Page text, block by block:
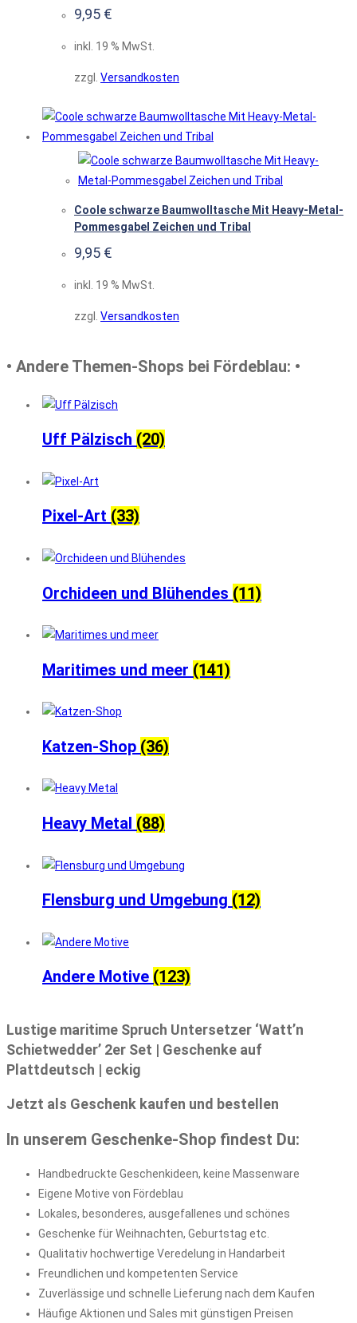
9,95 €
inkl. 19 % MwSt.
zzgl. Versandkosten
Coole schwarze Baumwolltasche Mit Heavy-Metal-
Pommesgabel Zeichen und Tribal
9,95 €
inkl. 19 % MwSt.
zzgl. Versandkosten
• Andere Themen-Shops bei Fördeblau: •
Uff Pälzisch (20)
Pixel-Art (33)
Orchideen und Blühendes (11)
Maritimes und meer (141)
Katzen-Shop (36)
Heavy Metal (88)
Flensburg und Umgebung (12)
Andere Motive (123)
Lustige maritime Spruch Untersetzer ‘Watt’n
Schietwedder’ 2er Set | Geschenke auf
Plattdeutsch | eckig
Jetzt als Geschenk kaufen und bestellen
In unserem Geschenke-Shop findest Du:
Handbedruckte Geschenkideen, keine Massenware
Eigene Motive von Fördeblau
Lokales, besonderes, ausgefallenes und schönes
Geschenke für Weihnachten, Geburtstag etc.
Qualitativ hochwertige Veredelung in Handarbeit
Freundlichen und kompetenten Service
Zuverlässige und schnelle Lieferung nach dem Kaufen
Häufige Aktionen und Sales mit günstigen Preisen